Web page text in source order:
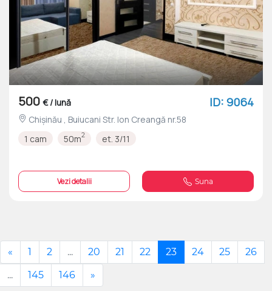
500 € / lună ID: 9064
Chișinău , Buiucani Str. Ion Creangă nr.58
1 cam
50m2 et. 3/11
Vezi detalii Suna
« 1 2 ... 20 21 22 23 24 25
26
...
145 146 »